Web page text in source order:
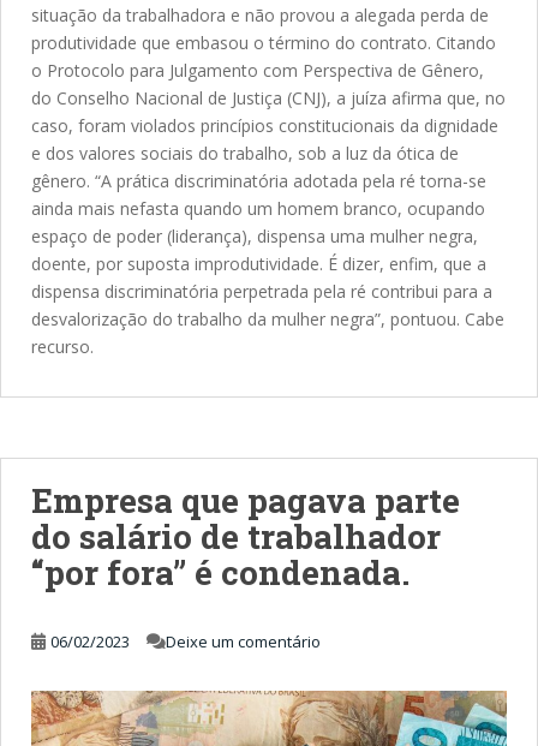
situação da trabalhadora e não provou a alegada perda de
produtividade que embasou o término do contrato. Citando
o Protocolo para Julgamento com Perspectiva de Gênero,
do Conselho Nacional de Justiça (CNJ), a juíza afirma que, no
caso, foram violados princípios constitucionais da dignidade
e dos valores sociais do trabalho, sob a luz da ótica de
gênero. “A prática discriminatória adotada pela ré torna-se
ainda mais nefasta quando um homem branco, ocupando
espaço de poder (liderança), dispensa uma mulher negra,
doente, por suposta improdutividade. É dizer, enfim, que a
dispensa discriminatória perpetrada pela ré contribui para a
desvalorização do trabalho da mulher negra”, pontuou. Cabe
recurso.
Empresa que pagava parte
do salário de trabalhador
“por fora” é condenada.
06/02/2023 Deixe um comentário